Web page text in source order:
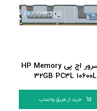
رم سرور اچ پی HP Memory
۳۲GB PC۳L ۱۰۶۰۰L
خرید از طریق واتساپ